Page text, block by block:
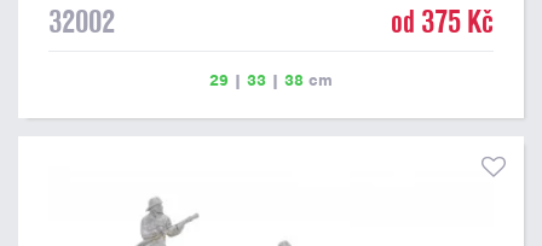
32002 od 375 Kč
29 | 33 | 38 cm